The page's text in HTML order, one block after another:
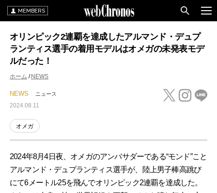
MEMBERS
オリンピック2連覇を達成したアルマンド・デュプ
ランティス選手の着用モデルはオメガの未発表モデ
ルだった！
ホーム NEWS
NEWS ニュース
2024.08.11
オメガ
2024年8月4日夜、オメガのアンバサダーである“モンド”こと
アルマンド・デュプランティス選手が、陸上男子棒高跳び
にて6メートル25を飛んでオリンピック2連覇を達成した。